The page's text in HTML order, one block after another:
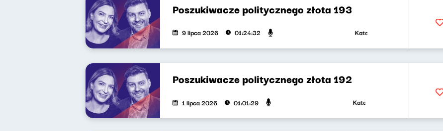
Poszukiwacze politycznego złota 193
9 lipca 2026 01:24:32 Katarzyna Kasia, Klaudiusz Slezak
Poszukiwacze politycznego złota 192
1 lipca 2026 01:01:29 Katarzyna Kasia, Klaudiusz Slezak